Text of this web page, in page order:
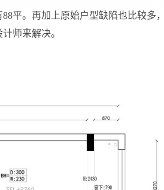
平。再加上原始户型缺陷也比较多，
师来解决。